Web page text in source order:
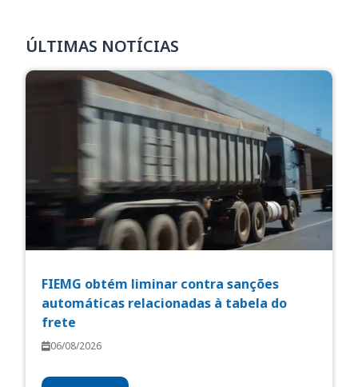
ÚLTIMAS NOTÍCIAS
FIEMG obtém liminar contra sanções
automáticas relacionadas à tabela do
frete
06/08/2026